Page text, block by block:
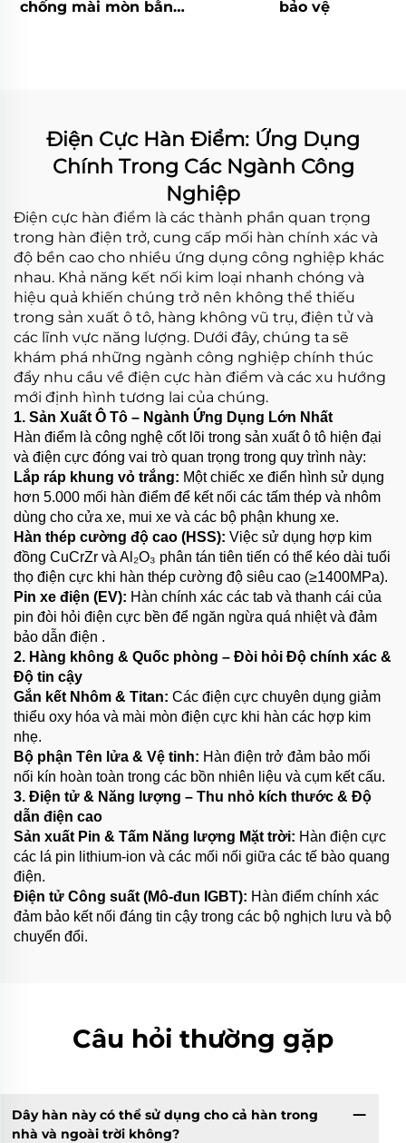
chống mài mòn bằng
bảo vệ
Điện Cực Hàn Điểm: Ứng Dụng
Chính Trong Các Ngành Công
Nghiệp
Điện cực hàn điểm là các thành phần quan trọng
trong hàn điện trở, cung cấp mối hàn chính xác và
độ bền cao cho nhiều ứng dụng công nghiệp khác
nhau. Khả năng kết nối kim loại nhanh chóng và
hiệu quả khiến chúng trở nên không thể thiếu
trong sản xuất ô tô, hàng không vũ trụ, điện tử và
các lĩnh vực năng lượng. Dưới đây, chúng ta sẽ
khám phá những ngành công nghiệp chính thúc
đẩy nhu cầu về điện cực hàn điểm và các xu hướng
mới định hình tương lai của chúng.
1. Sản Xuất Ô Tô – Ngành Ứng Dụng Lớn Nhất
Hàn điểm là công nghệ cốt lõi trong sản xuất ô tô hiện đại
và điện cực đóng vai trò quan trọng trong quy trình này:
Lắp ráp khung vỏ trắng: Một chiếc xe điển hình sử dụng
hơn 5.000 mối hàn điểm để kết nối các tấm thép và nhôm
dùng cho cửa xe, mui xe và các bộ phận khung xe.
Hàn thép cường độ cao (HSS): Việc sử dụng hợp kim
đồng CuCrZr và Al₂O₃ phân tán tiên tiến có thể kéo dài tuổi
thọ điện cực khi hàn thép cường độ siêu cao (≥1400MPa).
Pin xe điện (EV): Hàn chính xác các tab và thanh cái của
pin đòi hỏi điện cực bền để ngăn ngừa quá nhiệt và đảm
bảo dẫn điện .
2. Hàng không & Quốc phòng – Đòi hỏi Độ chính xác &
Độ tin cậy
Gắn kết Nhôm & Titan: Các điện cực chuyên dụng giảm
thiểu oxy hóa và mài mòn điện cực khi hàn các hợp kim
nhẹ.
Bộ phận Tên lửa & Vệ tinh: Hàn điện trở đảm bảo mối
nối kín hoàn toàn trong các bồn nhiên liệu và cụm kết cấu.
3. Điện tử & Năng lượng – Thu nhỏ kích thước & Độ
dẫn điện cao
Sản xuất Pin & Tấm Năng lượng Mặt trời: Hàn điện cực
các lá pin lithium-ion và các mối nối giữa các tế bào quang
điện.
Điện tử Công suất (Mô-đun IGBT): Hàn điểm chính xác
đảm bảo kết nối đáng tin cậy trong các bộ nghịch lưu và bộ
chuyển đổi.
Câu hỏi thường gặp
Dây hàn này có thể sử dụng cho cả hàn trong
nhà và ngoài trời không?